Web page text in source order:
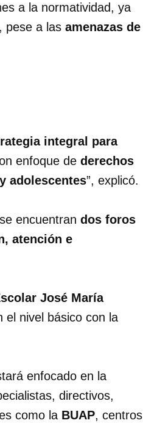
a la normatividad, ya
pese a las amenazas de
integral para
enfoque de derechos
adolescentes”, explicó.
encuentran dos foros
atención e
José María
el nivel básico con la
enfocado en la
directivos,
como la BUAP, centros